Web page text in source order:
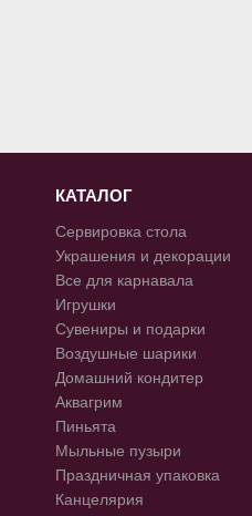
КАТАЛОГ
Сервировка стола
Украшения и декорации
Все для карнавала
Игрушки
Сувениры и подарки
Воздушные шарики
Домашний кондитер
Аквагрим
Пиньята
Мыльные пузыри
Праздничная упаковка
Канцелярия